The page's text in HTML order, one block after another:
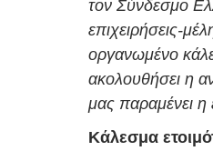
τον Σύνδεσμο
επιχειρήσεις-
οργανωμένο
ακολουθήσει η
μας παραμένει
Κάλεσμα